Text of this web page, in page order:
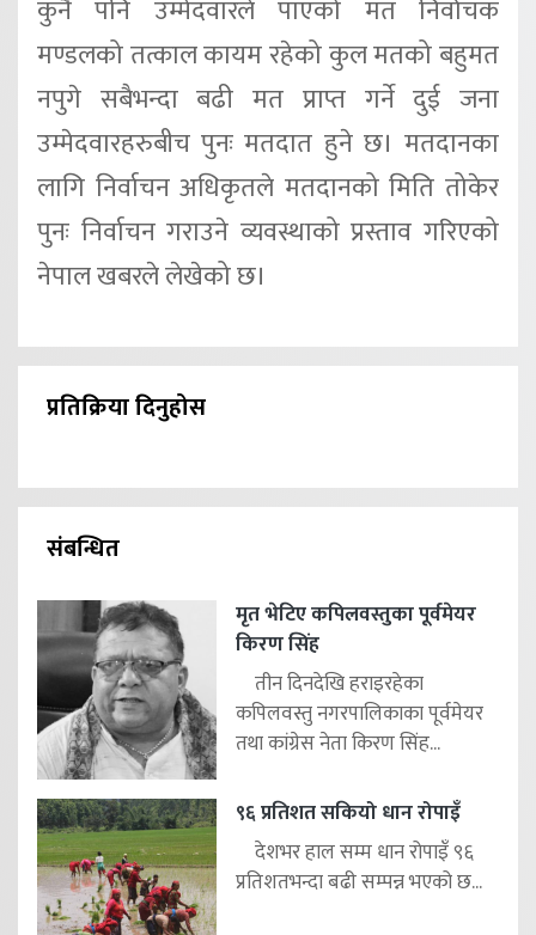
कुनै पनि उम्मेदवारले पाएको मत निर्वाचक
मण्डलको तत्काल कायम रहेको कुल मतको बहुमत
नपुगे सबैभन्दा बढी मत प्राप्त गर्ने दुई जना
उम्मेदवारहरुबीच पुनः मतदात हुने छ। मतदानका
लागि निर्वाचन अधिकृतले मतदानको मिति तोकेर
पुनः निर्वाचन गराउने व्यवस्थाको प्रस्ताव गरिएको
नेपाल खबरले लेखेको छ।
प्रतिक्रिया दिनुहोस
संबन्धित
मृत भेटिए कपिलवस्तुका पूर्वमेयर
किरण सिंह
तीन दिनदेखि हराइरहेका
कपिलवस्तु नगरपालिकाका पूर्वमेयर
तथा कांग्रेस नेता किरण सिंह...
९६ प्रतिशत सकियो धान रोपाइँ
देशभर हाल सम्म धान रोपाइँ ९६
प्रतिशतभन्दा बढी सम्पन्न भएको छ...